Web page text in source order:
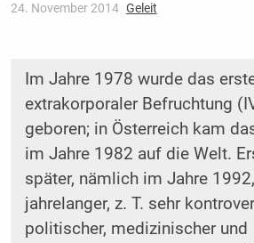
24. November 2014 Geleit
Im Jahre 1978 wurde das
extrakorporaler Befruchtung
geboren; in Österreich kam
im Jahre 1982 auf die Welt.
später, nämlich im Jahre
jahrelanger, z. T. sehr
politischer, medizinischer und